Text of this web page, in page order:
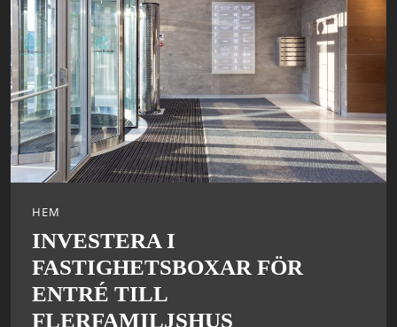
HEM
INVESTERA I
FASTIGHETSBOXAR FÖR
ENTRÉ TILL
FLERFAMILJSHUS